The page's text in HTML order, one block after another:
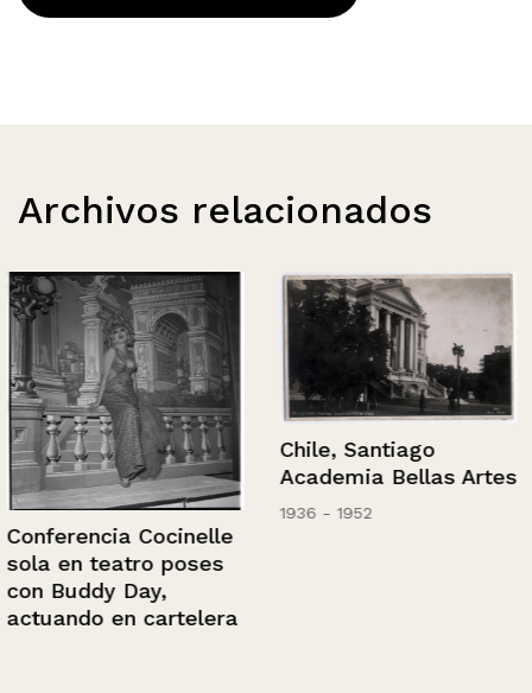
Archivos relacionados
Conferencia Cocinelle
sola en teatro poses
con Buddy Day,
actuando en cartelera
Chile, Santiago
Academia Bellas Artes
1936 - 1952